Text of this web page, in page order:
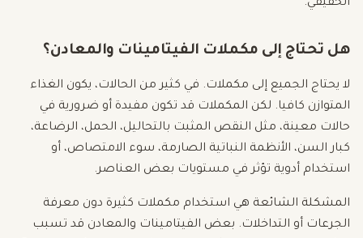
الحقيقي.
هل تحتاج إلى مكملات الفيتامينات والمعادن؟
لا يحتاج الجميع إلى مكملات. في كثير من الحالات، يكون الغذاء
المتوازن كافيا. لكن المكملات قد تكون مفيدة أو ضرورية في
حالات معينة، مثل النقص المثبت بالتحاليل، الحمل، الرضاعة،
كبار السن، الأنظمة النباتية الصارمة، سوء الامتصاص، أو
استخدام أدوية تؤثر في مستويات بعض العناصر.
المشكلة الشائعة هي استخدام مكملات كثيرة دون معرفة
الجرعات أو التداخلات. بعض الفيتامينات والمعادن قد تسبب